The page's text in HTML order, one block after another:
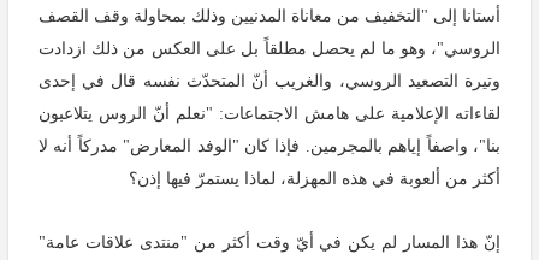
أستانا إلى "التخفيف من معاناة المدنيين وذلك بمحاولة وقف القصف
الروسي"، وهو ما لم يحصل مطلقاً بل على العكس من ذلك ازدادت
وتيرة التصعيد الروسي، والغريب أنّ المتحدّث نفسه قال في إحدى
لقاءاته الإعلامية على هامش الاجتماعات: "نعلم أنّ الروس يتلاعبون
بنا"، واصفاً إياهم بالمجرمين. فإذا كان "الوفد المعارض" مدركاً أنه لا
أكثر من ألعوبة في هذه المهزلة، لماذا يستمرّ فيها إذن؟
إنّ هذا المسار لم يكن في أيّ وقت أكثر من "منتدى علاقات عامة"